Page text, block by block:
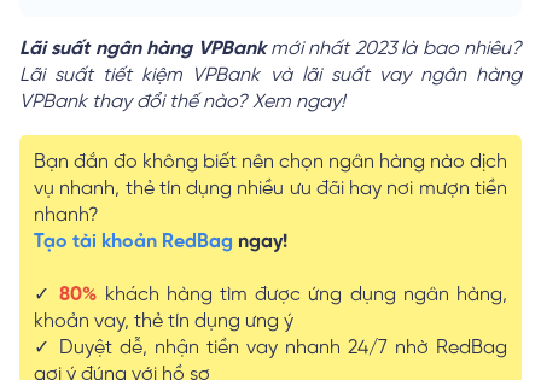
Lãi suất ngân hàng VPBankmới nhất 2023 là bao nhiêu?
Lãi suất tiết kiệm VPBank và lãi suất vay ngân hàng
VPBank thay đổi thế nào? Xem ngay!
Bạn đắn đo không biết nên chọn ngân hàng nào dịch
vụ nhanh, thẻ tín dụng nhiều ưu đãi hay nơi mượn tiền
nhanh?
Tạo tài khoản RedBag ngay!
✓80% khách hàng tìm được ứng dụng ngân hàng,
khoản vay, thẻ tín dụng ưng ý
✓ Duyệt dễ, nhận tiền vay nhanh 24/7 nhờ RedBag
gợi ý đúng với hồ sơ